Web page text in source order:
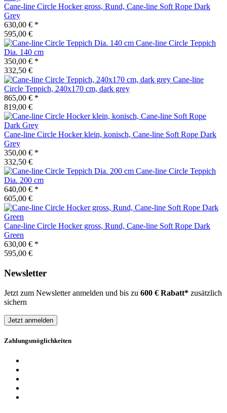
Cane-line Circle Hocker gross, Rund, Cane-line Soft Rope Dark
Grey
630,00 € *
595,00 €
Cane-line Circle Teppich
Dia. 140 cm
350,00 € *
332,50 €
Cane-line
Circle Teppich, 240x170 cm, dark grey
865,00 € *
819,00 €
Cane-line Circle Hocker klein, konisch, Cane-line Soft Rope Dark
Grey
350,00 € *
332,50 €
Cane-line Circle Teppich
Dia. 200 cm
640,00 € *
605,00 €
Cane-line Circle Hocker gross, Rund, Cane-line Soft Rope Dark
Green
630,00 € *
595,00 €
Newsletter
Jetzt zum Newsletter anmelden und bis zu 600 € Rabatt* zusätzlich
sichern
Jetzt anmelden
Zahlungsmöglichkeiten